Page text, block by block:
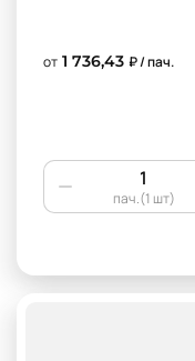
от 1 736,43 ₽ / пач.
пач.(1 шт)